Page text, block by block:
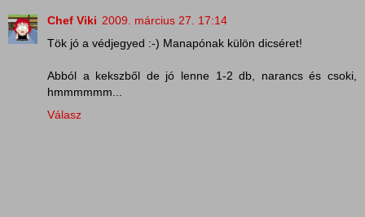
Chef Viki 2009. március 27. 17:14
Tök jó a védjegyed :-) Manapónak külön dicséret!
Abból a kekszből de jó lenne 1-2 db, narancs és csoki,
hmmmmmm...
Válasz